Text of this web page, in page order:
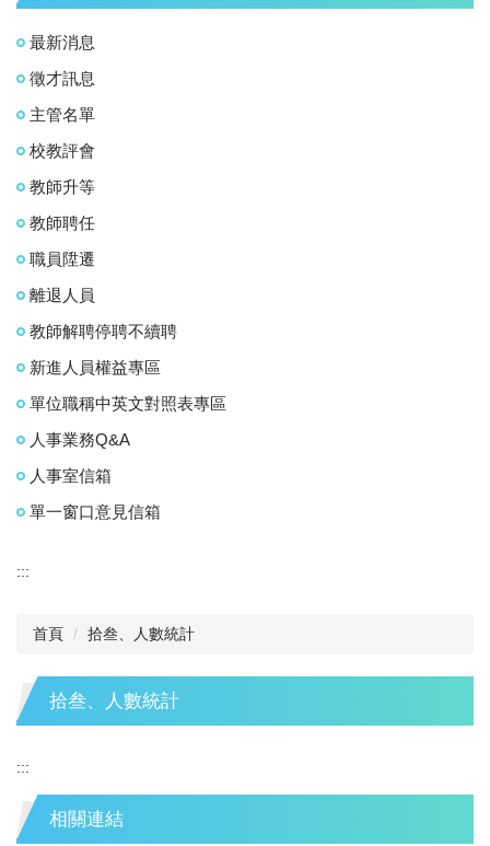
最新消息
徵才訊息
主管名單
校教評會
教師升等
教師聘任
職員陞遷
離退人員
教師解聘停聘不續聘
新進人員權益專區
單位職稱中英文對照表專區
人事業務Q&A
人事室信箱
單一窗口意見信箱
:::
首頁 拾叁、人數統計
拾叁、人數統計
:::
相關連結